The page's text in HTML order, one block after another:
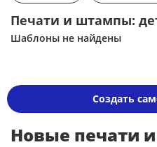
Печати и штампы:
Шаблоны не найдены
Создать
Новые печати